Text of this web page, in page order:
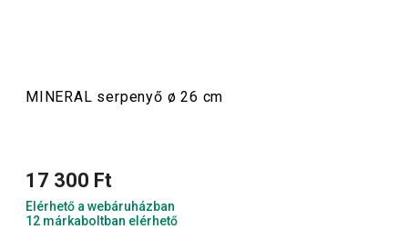
Főzés
MINERAL serpenyő ø 26 cm
17 300 Ft
Elérhető a webáruházban
12 márkaboltban elérhető